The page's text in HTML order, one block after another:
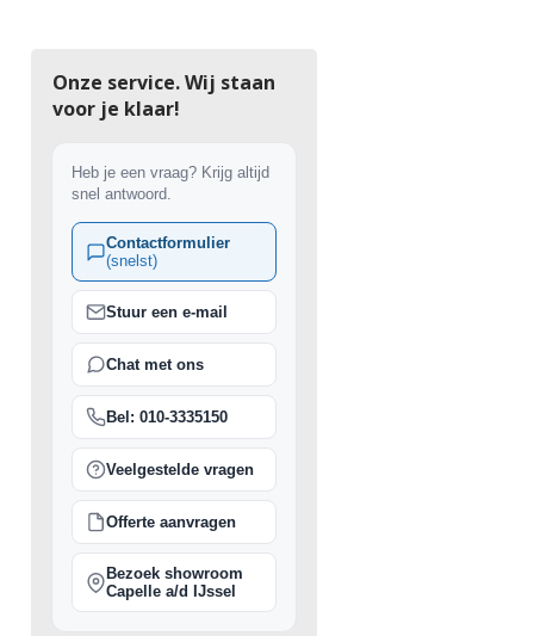
Onze service. Wij staan
voor je klaar!
Heb je een vraag? Krijg altijd
snel antwoord.
Contactformulier
(snelst)
Stuur een e-mail
Chat met ons
Bel: 010-3335150
Veelgestelde vragen
Offerte aanvragen
Bezoek showroom
Capelle a/d IJssel